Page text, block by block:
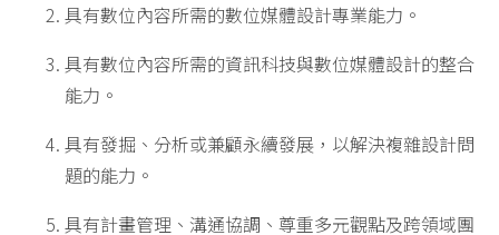
具有數位內容所需的數位媒體設計專業能力。
具有數位內容所需的資訊科技與數位媒體設計的整合
能力。
具有發掘、分析或兼顧永續發展，以解決複雜設計問
題的能力。
具有計畫管理、溝通協調、尊重多元觀點及跨領域團